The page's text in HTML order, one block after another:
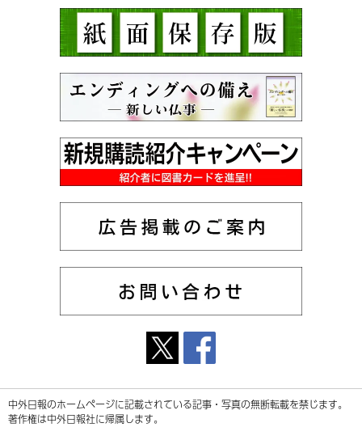
中外日報のホームページに記載されている記事・写真の無断転載を禁じます。
著作権は中外日報社に帰属します。